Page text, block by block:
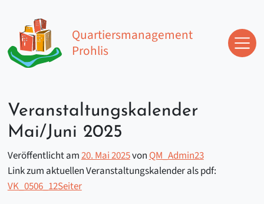
Hauptnavigation
Quartiersmanagement
Prohlis
Veranstaltungskalender
Mai/Juni 2025
Veröffentlicht am20. Mai 2025vonQM_Admin23
Link zum aktuellen Veranstaltungskalender als pdf:
VK_0506_12Seiter